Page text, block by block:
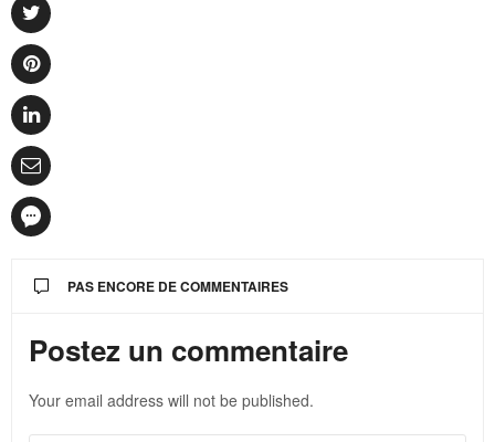
PAS ENCORE DE COMMENTAIRES
Postez un commentaire
Your email address will not be published.